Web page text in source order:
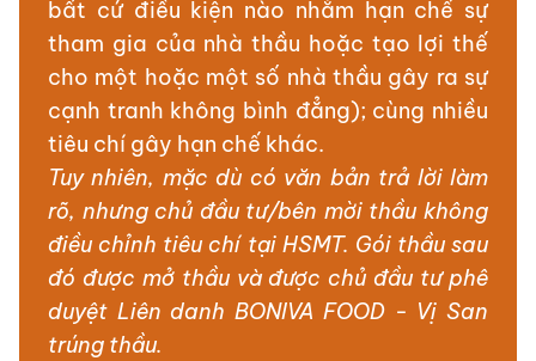
bất cứ điều kiện nào nhằm hạn chế sự
tham gia của nhà thầu hoặc tạo lợi thế
cho một hoặc một số nhà thầu gây ra sự
cạnh tranh không bình đẳng); cùng nhiều
tiêu chí gây hạn chế khác.
Tuy nhiên, mặc dù có văn bản trả lời làm
rõ, nhưng chủ đầu tư/bên mời thầu không
điều chỉnh tiêu chí tại HSMT. Gói thầu sau
đó được mở thầu và được chủ đầu tư phê
duyệt Liên danh BONIVA FOOD - Vị San
trúng thầu.